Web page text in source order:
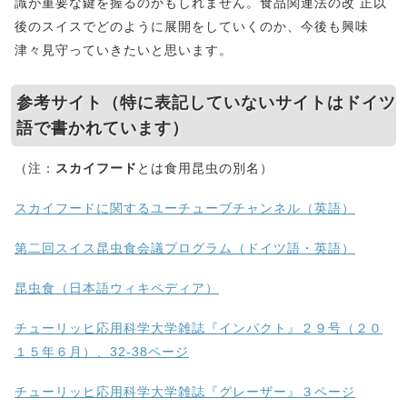
後のスイスでどのように展開をしていくのか、今後も興味
津々見守っていきたいと思います。
参考サイト（特に表記していないサイトはドイツ
語で書かれています）
（注： スカイフード とは食用昆虫の別名）
スカイフードに関するユーチューブチャンネル（英語）
第二回スイス昆虫食会議プログラム（ドイツ語・英語）
昆虫食（日本語ウィキペディア）
チューリッヒ応用科学大学雑誌『インパクト』２９号（２０
１５年６月）、32-38ページ
チューリッヒ応用科学大学雑誌『グレーザー』３ページ